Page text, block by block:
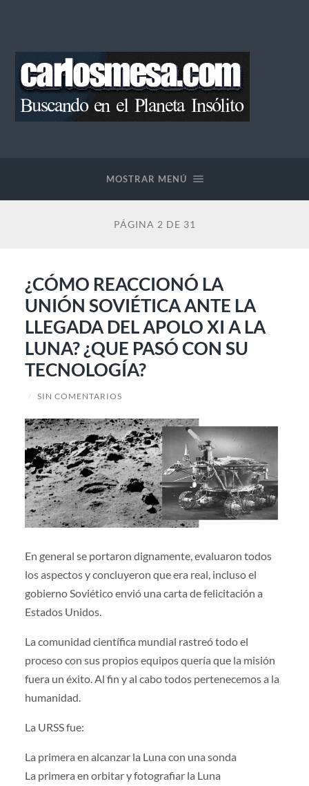
MOSTRAR MENÚ
PÁGINA 2 DE 31
¿CÓMO REACCIONÓ LA
UNIÓN SOVIÉTICA ANTE LA
LLEGADA DEL APOLO XI A LA
LUNA? ¿QUE PASÓ CON SU
TECNOLOGÍA?
/ SIN COMENTARIOS
En general se portaron dignamente, evaluaron todos
los aspectos y concluyeron que era real, incluso el
gobierno Soviético envió una carta de felicitación a
Estados Unidos.
La comunidad científica mundial rastreó todo el
proceso con sus propios equipos quería que la misión
fuera un éxito. Al fin y al cabo todos pertenecemos a la
humanidad.
La URSS fue:
La primera en alcanzar la Luna con una sonda
La primera en orbitar y fotografiar la Luna